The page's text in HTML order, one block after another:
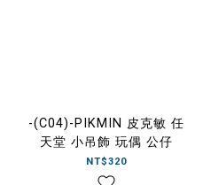
-(C04)-PIKMIN 皮克敏 任
天堂 小吊飾 玩偶 公仔
NT$320